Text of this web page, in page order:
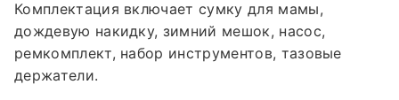
Комплектация включает сумку для мамы,
дождевую накидку, зимний мешок, насос,
ремкомплект, набор инструментов, тазовые
держатели.